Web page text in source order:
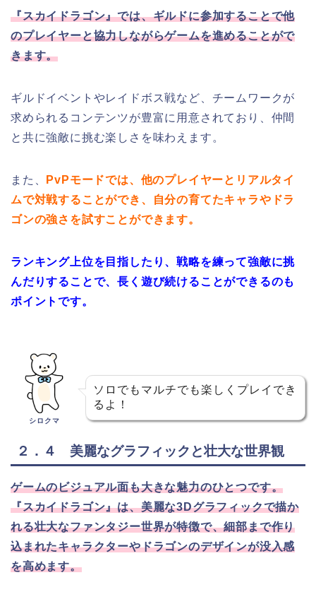
『スカイドラゴン』では、ギルドに参加することで他
のプレイヤーと協力しながらゲームを進めることがで
きます。
ギルドイベントやレイドボス戦など、チームワークが
求められるコンテンツが豊富に用意されており、仲間
と共に強敵に挑む楽しさを味わえます。
また、
PvPモードでは、他のプレイヤーとリアルタイ
ムで対戦することができ、自分の育てたキャラやドラ
ゴンの強さを試すことができます。
ランキング上位を目指したり、戦略を練って強敵に挑
んだりすることで、長く遊び続けることができるのも
ポイントです。
シロクマ
ソロでもマルチでも楽しくプレイでき
るよ！
２．４ 美麗なグラフィックと壮大な世界観
ゲームのビジュアル面も大きな魅力のひとつです。
『スカイドラゴン』は、美麗な3Dグラフィックで描か
れる壮大なファンタジー世界が特徴で、細部まで作り
込まれたキャラクターやドラゴンのデザインが没入感
を高めます。